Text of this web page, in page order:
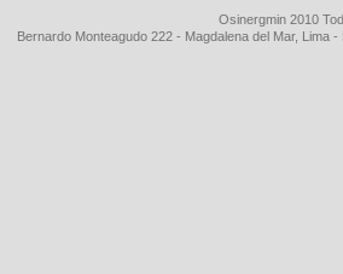
Osinergmin 2010
Bernardo Monteagudo 222 - Magdalena del Mar, Lima